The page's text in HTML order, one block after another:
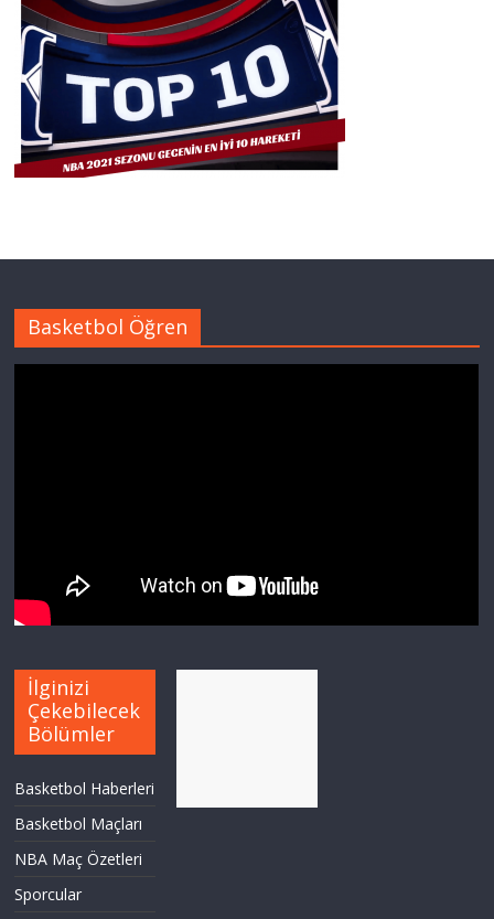
Basketbol Öğren
İlginizi
Çekebilecek
Bölümler
Basketbol Haberleri
Basketbol Maçları
NBA Maç Özetleri
Sporcular